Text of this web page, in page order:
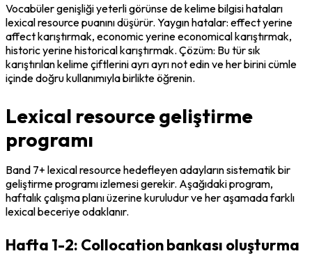
Vocabüler genişliği yeterli görünse de kelime bilgisi hataları
lexical resource puanını düşürür. Yaygın hatalar: effect
affect karıştırmak, economic yerine economical
historic yerine historical karıştırmak. Çözüm: Bu tür sık
karıştırılan kelime çiftlerini ayrı ayrı not edin ve her birini cümle
içinde doğru kullanımıyla birlikte öğrenin.
Lexical resource geliştirme
programı
Band 7+ lexical resource hedefleyen adayların sistematik bir
geliştirme programı izlemesi gerekir. Aşağıdaki program,
haftalık çalışma planı üzerine kuruludur ve her aşamada farklı
lexical beceriye odaklanır.
Hafta 1-2: Collocation bankası oluşturma